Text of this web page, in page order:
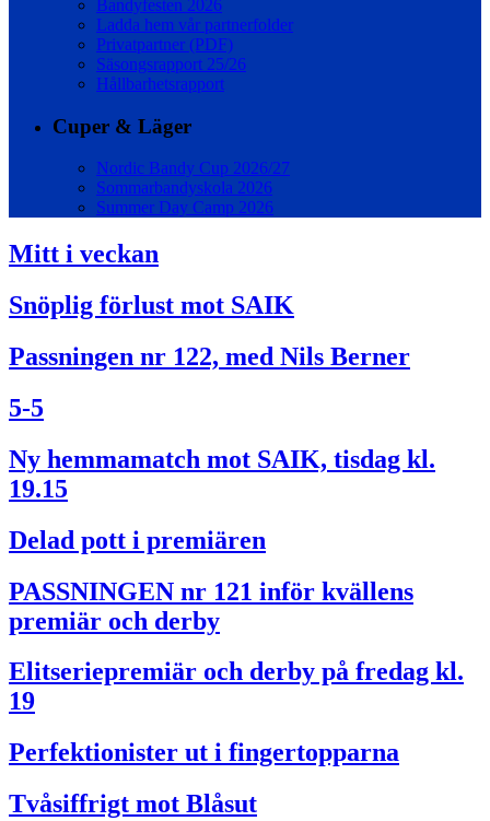
Bandyfesten 2026
Ladda hem vår partnerfolder
Privatpartner (PDF)
Säsongsrapport 25/26
Hållbarhetsrapport
Cuper & Läger
Nordic Bandy Cup 2026/27
Sommarbandyskola 2026
Summer Day Camp 2026
Mitt i veckan
Snöplig förlust mot SAIK
Passningen nr 122, med Nils Berner
5-5
Ny hemmamatch mot SAIK, tisdag kl.
19.15
Delad pott i premiären
PASSNINGEN nr 121 inför kvällens
premiär och derby
Elitseriepremiär och derby på fredag kl.
19
Perfektionister ut i fingertopparna
Tvåsiffrigt mot Blåsut